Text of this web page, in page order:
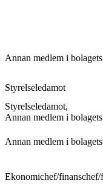
Annan medlem i
Styrelseledamot
Styrelseledamot,
Annan medlem i
Annan medlem i
Ekonomichef/